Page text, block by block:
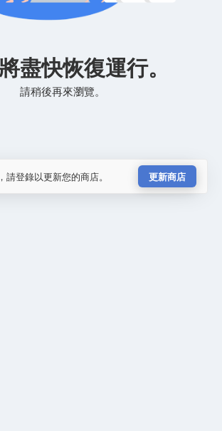
盡快恢復運行。
請稍後再來瀏覽。
請登錄以更新您的商店。 更新商店